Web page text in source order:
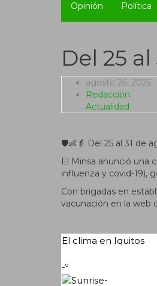
Opinión Política
Del 25
agosto 26, 2025
Redacción
Actualidad
🛡️👶👵 Del 25 al 31 de
El Minsa anunció una
influenza y covid-19),
Con brigadas en
vacunación en la web
El clima en Iquitos
-º
-